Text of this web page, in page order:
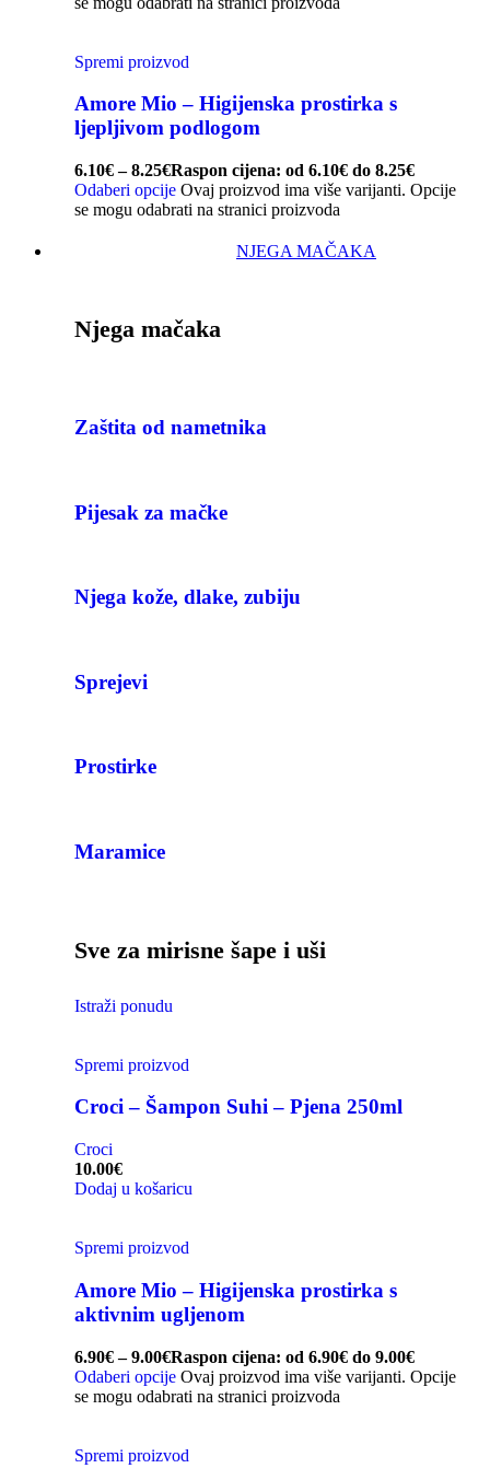
Spremi proizvod
Amore Mio – Higijenska prostirka s
ljepljivom podlogom
6.10€ – 8.25€Raspon cijena: od 6.10€ do 8.25€
Odaberi opcije Ovaj proizvod ima više varijanti. Opcije
se mogu odabrati na stranici proizvoda
NJEGA MAČAKA
Njega mačaka
Zaštita od nametnika
Pijesak za mačke
Njega kože, dlake, zubiju
Sprejevi
Prostirke
Maramice
Sve za mirisne šape i uši
Istraži ponudu
Spremi proizvod
Croci – Šampon Suhi – Pjena 250ml
Croci
10.00€
Dodaj u košaricu
Spremi proizvod
Amore Mio – Higijenska prostirka s
aktivnim ugljenom
6.90€ – 9.00€Raspon cijena: od 6.90€ do 9.00€
Odaberi opcije Ovaj proizvod ima više varijanti. Opcije
se mogu odabrati na stranici proizvoda
Spremi proizvod